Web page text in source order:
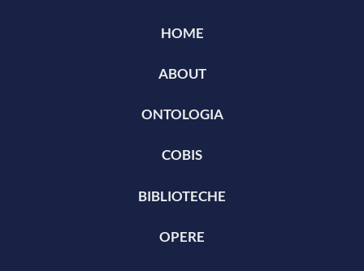
HOME
ABOUT
ONTOLOGIA
COBIS
BIBLIOTECHE
OPERE